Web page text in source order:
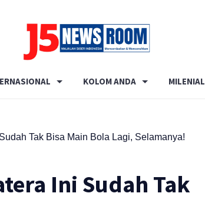
Dewan
KOLOM ANDA MILENIAL
Tak Bisa Main Bola Lagi, Selamanya!
Ini Sudah Tak